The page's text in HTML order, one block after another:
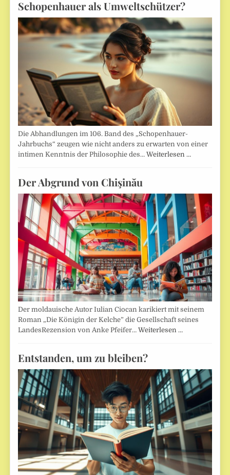
Schopenhauer als Umweltschützer?
Die Abhandlungen im 106. Band des „Schopenhauer-
Jahrbuchs“ zeugen wie nicht anders zu erwarten von einer
intimen Kenntnis der Philosophie des…Weiterlesen …
Der Abgrund von Chişinău
Der moldauische Autor Iulian Ciocan karikiert mit seinem
Roman „Die Königin der Kelche” die Gesellschaft seines
LandesRezension von Anke Pfeifer…Weiterlesen …
Entstanden, um zu bleiben?